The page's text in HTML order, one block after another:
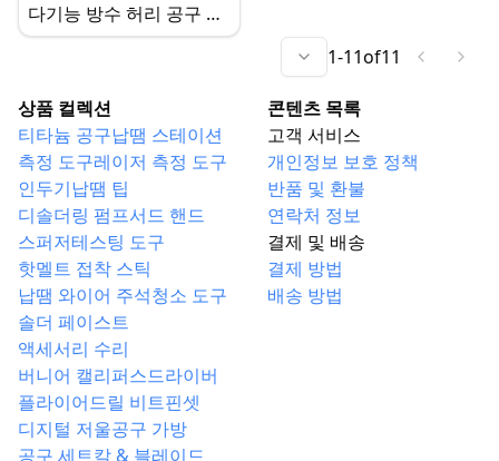
다기능 방수 허리 공구 가
방 드릴 홀스터(렌치용)
1-11of11
상품 컬렉션
티타늄 공구납땜 스테이션
측정 도구레이저 측정 도구
인두기납땜 팁
디솔더링 펌프서드 핸드
스퍼저테스팅 도구
핫멜트 접착 스틱
납땜 와이어 주석청소 도구
솔더 페이스트
액세서리 수리
버니어 캘리퍼스드라이버
플라이어드릴 비트핀셋
디지털 저울공구 가방
공구 세트칼 & 블레이드
콘텐츠 목록
고객 서비스
개인정보 보호 정책
반품 및 환불
연락처 정보
결제 및 배송
결제 방법
배송 방법